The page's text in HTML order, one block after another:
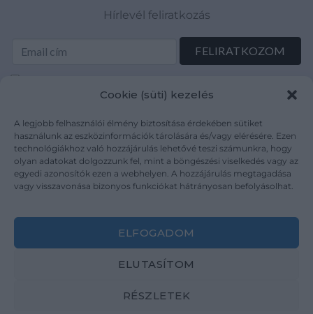
Cookie (süti) kezelés
A legjobb felhasználói élmény biztosítása érdekében sütiket
használunk az eszközinformációk tárolására és/vagy elérésére. Ezen
technológiákhoz való hozzájárulás lehetővé teszi számunkra, hogy
olyan adatokat dolgozzunk fel, mint a böngészési viselkedés vagy az
egyedi azonosítók ezen a webhelyen. A hozzájárulás megtagadása
vagy visszavonása bizonyos funkciókat hátrányosan befolyásolhat.
ELFOGADOM
ELUTASÍTOM
RÉSZLETEK
Hírlevél feliratkozás
mutargy.com/adatkezelesi-tajekoztato/
Rólunk
Médiaajánlat
Karrier
Kapcsolat
Áraink
ÁSZF
Adatvédelem
Impresszum
Kövesse a műtárgy.com-ot